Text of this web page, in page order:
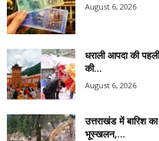
August 6, 2026
धराली आपदा की
की...
August 6, 2026
उत्तराखंड में बारिश
भूस्खलन,...